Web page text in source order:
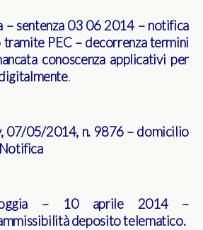
– sentenza 03 06 2014 – notifica
PEC – decorrenza termini
conoscenza applicativi per
.
07/05/2014, n. 9876 – domicilio
– 10 aprile 2014 –
deposito telematico.